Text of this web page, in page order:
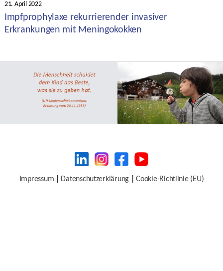
Veröffentlichungsdatum
21. April 2022
Impfprophylaxe rekurrierender invasiver
Erkrankungen mit Meningokokken
Impressum Datenschutzerklärung |Cookie-Richtlinie (EU)